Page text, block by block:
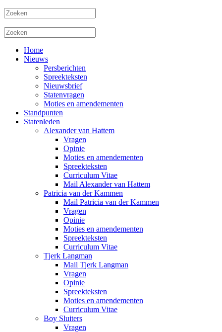
Home
Nieuws
Persberichten
Spreekteksten
Nieuwsbrief
Statenvragen
Moties en amendementen
Standpunten
Statenleden
Alexander van Hattem
Vragen
Opinie
Moties en amendementen
Spreekteksten
Curriculum Vitae
Mail Alexander van Hattem
Patricia van der Kammen
Mail Patricia van der Kammen
Vragen
Opinie
Moties en amendementen
Spreekteksten
Curriculum Vitae
Tjerk Langman
Mail Tjerk Langman
Vragen
Opinie
Spreekteksten
Moties en amendementen
Curriculum Vitae
Boy Sluiters
Vragen